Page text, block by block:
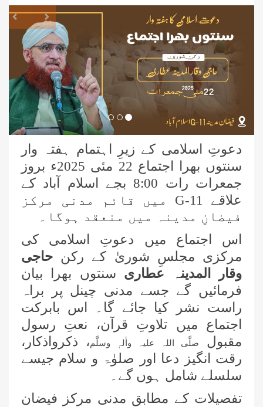
Next
دعوتِ اسلامی کے زیرِ اہتمام ہفتہ وار
سنتوں بھرا اجتماع 22 مئی 2025ء بروز
جمعرات رات 8:00 بجے اسلام آباد کے
علاقے
G-11 میں قائم مدنی مرکز
فیضانِ مدینہ میں منعقد ہوگا۔
اس اجتماع میں دعوتِ اسلامی کی
مرکزی مجلسِ شوریٰ کے رکنحاجی
وقار المدینہ عطاری سنتوں بھرا بیان
فرمائیں گے جسے مدنی چینل پر براہ
راست نشر کیا جائے گا۔ اس بابرکت
اجتماع میں تلاوتِ قرآن، نعتِ رسول
مقبول
صلَّی اللہ علیہ واٰلہٖ وسلَّم، ذکرواذکار،
رقت انگیز دعا اور صلوٰۃ و سلام جیسے
سلسلے شامل ہوں گے۔
تفصیلات کے مطابق مدنی مرکز فیضان